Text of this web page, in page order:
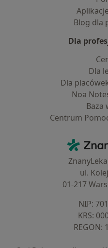
Blog dla
Dla
Dla
Dla
Noa
Baza
Centrum
ul.
01-217
NIP:
KRS:
REGON: